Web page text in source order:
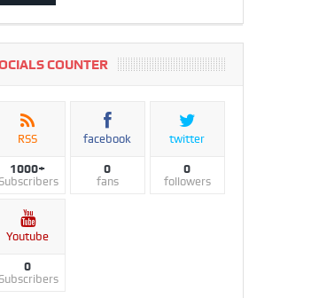
COUNTER
RSS
1000+
Subscribers
facebook
0
fans
twitter
0
followers
Youtube
0
Subscribers